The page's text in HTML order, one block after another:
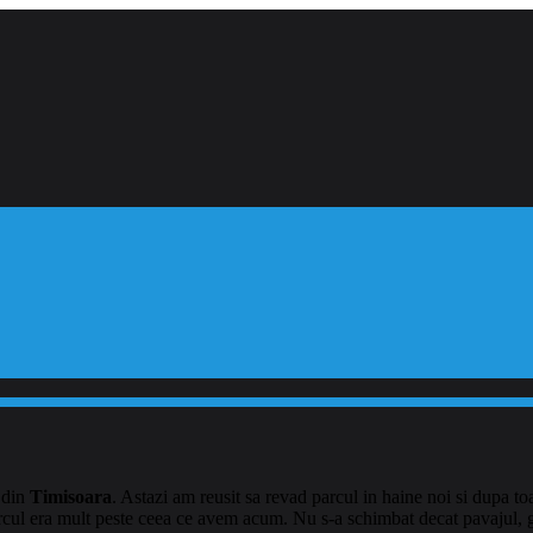
din Timisoara . Astazi am reusit sa revad parcul in haine noi si dupa
era mult peste ceea ce avem acum. Nu s-a schimbat decat